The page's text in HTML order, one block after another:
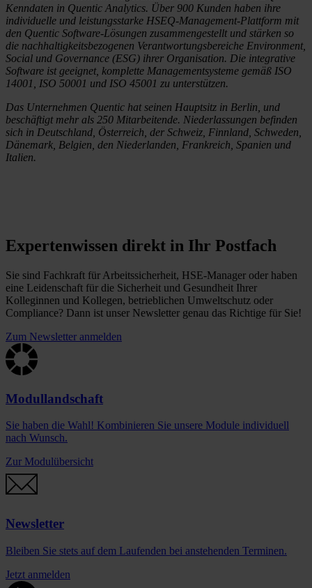
Kenndaten in Quentic Analytics. Über 900 Kunden haben ihre
individuelle und leistungsstarke HSEQ-Management-Plattform mit
den Quentic Software-Lösungen zusammengestellt und stärken so
die nachhaltigkeitsbezogenen Verantwortungsbereiche Environment,
Social und Governance (ESG) ihrer Organisation. Die integrative
Software ist geeignet, komplette Managementsysteme gemäß ISO
14001, ISO 50001 und ISO 45001 zu unterstützen.
Das Unternehmen Quentic hat seinen Hauptsitz in Berlin, und
beschäftigt mehr als 250 Mitarbeitende. Niederlassungen befinden
sich in Deutschland, Österreich, der Schweiz, Finnland, Schweden,
Dänemark, Belgien, den Niederlanden, Frankreich, Spanien und
Italien.
Expertenwissen direkt in Ihr Postfach
Sie sind Fachkraft für Arbeitssicherheit, HSE-Manager oder haben
eine Leidenschaft für die Sicherheit und Gesundheit Ihrer
Kolleginnen und Kollegen, betrieblichen Umweltschutz oder
Compliance? Dann ist unser Newsletter genau das Richtige für Sie!
Zum Newsletter anmelden
Modullandschaft
Sie haben die Wahl! Kombinieren Sie unsere Module individuell
nach Wunsch.
Zur Modulübersicht
Newsletter
Bleiben Sie stets auf dem Laufenden bei anstehenden Terminen.
Jetzt anmelden